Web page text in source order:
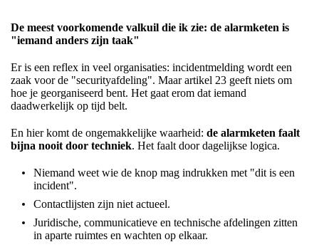
De meest voorkomende valkuil die ik zie: de alarmketen is
"iemand anders zijn taak"
Er is een reflex in veel organisaties: incidentmelding wordt een
zaak voor de "securityafdeling". Maar artikel 23 geeft niets om
hoe je georganiseerd bent. Het gaat erom dat iemand
daadwerkelijk op tijd belt.
En hier komt de ongemakkelijke waarheid: de alarmketen faalt
bijna nooit door techniek. Het faalt door dagelijkse logica.
Niemand weet wie de knop mag indrukken met "dit is een
incident".
Contactlijsten zijn niet actueel.
Juridische, communicatieve en technische afdelingen zitten
in aparte ruimtes en wachten op elkaar.